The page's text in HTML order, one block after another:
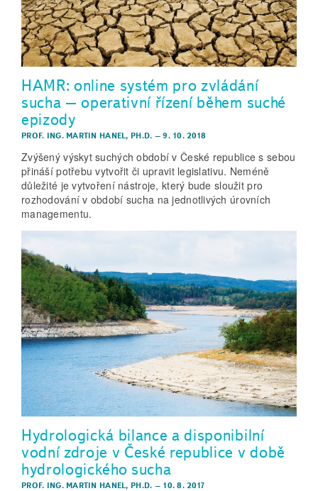
HAMR: online systém pro zvládání
sucha – operativní řízení během suché
epizody
PROF. ING. MARTIN HANEL, PH.D. –9. 10. 2018
Zvýšený výskyt suchých období v České republice s sebou
přináší potřebu vytvořit či upravit legislativu. Neméně
důležité je vytvoření nástroje, který bude sloužit pro
rozhodování v období sucha na jednotlivých úrovních
managementu.
Hydrologická bilance a disponibilní
vodní zdroje v České republice v době
hydrologického sucha
PROF. ING. MARTIN HANEL, PH.D. – 10. 8. 2017